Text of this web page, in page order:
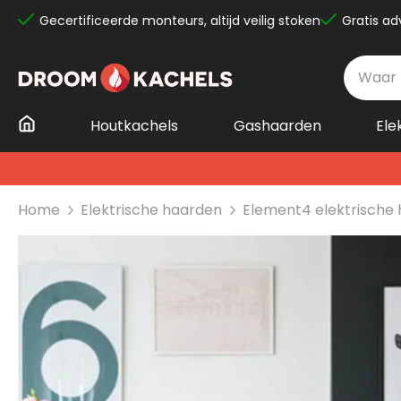
Gecertificeerde monteurs, altijd veilig stoken Gratis
naar
inhoud
Houtkachels Gashaarden
Home
Elektrische haarden Element4 elektrische
het
einde
van
afbeeldingen-